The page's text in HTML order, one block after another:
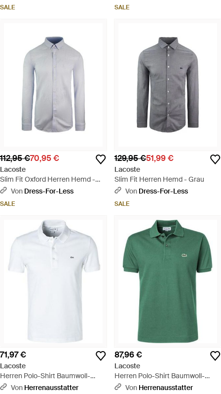
SALE SALE
112,95 €70,95 €
Lacoste
Slim Fit Oxford Herren Hemd -
BlauVon Dress-For-Less
SALE
129,95 €51,99 €
Lacoste
Slim Fit Herren Hemd - Grau
Von Dress-For-Less
SALE
71,97 €
Lacoste
Herren Polo-Shirt Baumwoll-
Piqué Slim Fit - Weiß
Von Herrenausstatter
87,96 €
Lacoste
Herren Polo-Shirt Baumwoll-
Piqué Slim Fit - Grün
Von Herrenausstatter